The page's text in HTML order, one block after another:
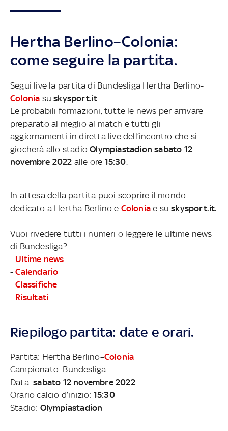
Hertha Berlino–Colonia:
come seguire la partita.
Segui live la partita di Bundesliga Hertha Berlino-
Colonia suskysport.it
Le probabili formazioni, tutte le news per arrivare
preparato al meglio al match e tutti gli
aggiornamenti in diretta live dell’incontro che si
giocherà allo stadioOlympiastadion sabato 12
novembre 2022 alle ore 15:30
In attesa della partita puoi scoprire il mondo
dedicato a Hertha Berlino e Colonia e suskysport.it.
Vuoi rivedere tutti i numeri o leggere le ultime news
di Bundesliga?
- Ultime news
-Calendario
-Classifiche
- Risultati
Riepilogo partita: date e orari.
Partita: Hertha Berlino–Colonia
Campionato: Bundesliga
Data:sabato 12 novembre 2022
Orario calcio d’inizio: 15:30
Stadio: Olympiastadion